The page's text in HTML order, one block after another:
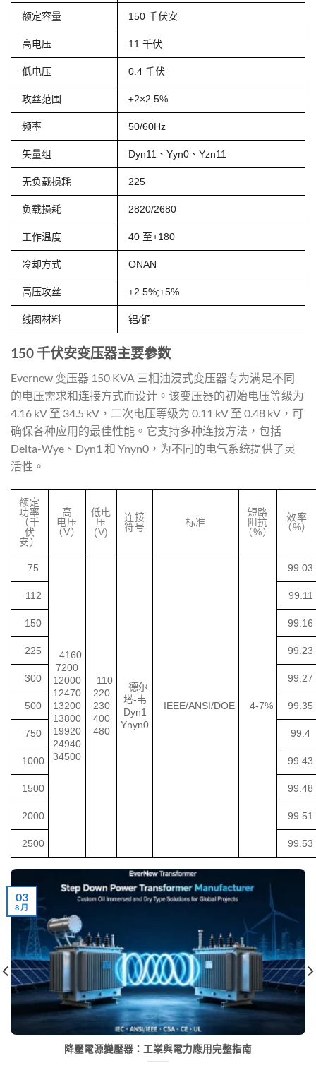
额定容量 150 千伏安
高电压 11 千伏
低电压 0.4 千伏
攻丝范围 ±2×2.5%
频率 50/60Hz
矢量组 Dyn11、Yyn0、Yzn11
无负载损耗 225
负载损耗 2820/2680
工作温度 40 至+180
冷却方式 ONAN
高压攻丝 ±2.5%;±5%
线圈材料 铝/铜
150 千伏安变压器主要参数
Evernew 变压器 150 KVA 三相油浸式变压器专为满足不同
的电压需求和连接方式而设计。该变压器的初始电压等级为
4.16 kV 至 34.5 kV，二次电压等级为 0.11 kV 至 0.48 kV，可
确保各种应用的最佳性能。它支持多种连接方法，包括
Delta-Wye、Dyn1 和 Ynyn0，为不同的电气系统提供了灵
活性。
额定
功率
（千
伏
安）
高
电压
（V）
低电
压
(V)
连接
符号
标准
短路
阻抗
（%）
效率
（%）
75
4160
7200
12000
12470
13200
13800
19920
24940
34500
110
220
230
400
480
德尔
塔-韦
Dyn1
Ynyn0
IEEE/ANSI/DOE 4-7%
99.03
112 99.11
150 99.16
225 99.23
300 99.27
500 99.35
750 99.4
1000 99.43
1500 99.48
2000 99.51
2500 99.53
降壓電源變壓器：工業與電力應用完整指南
03
8 月